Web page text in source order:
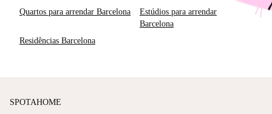
Quartos para arrendar Barcelona
Estúdios para arrendar
Barcelona
Residências Barcelona
SPOTAHOME